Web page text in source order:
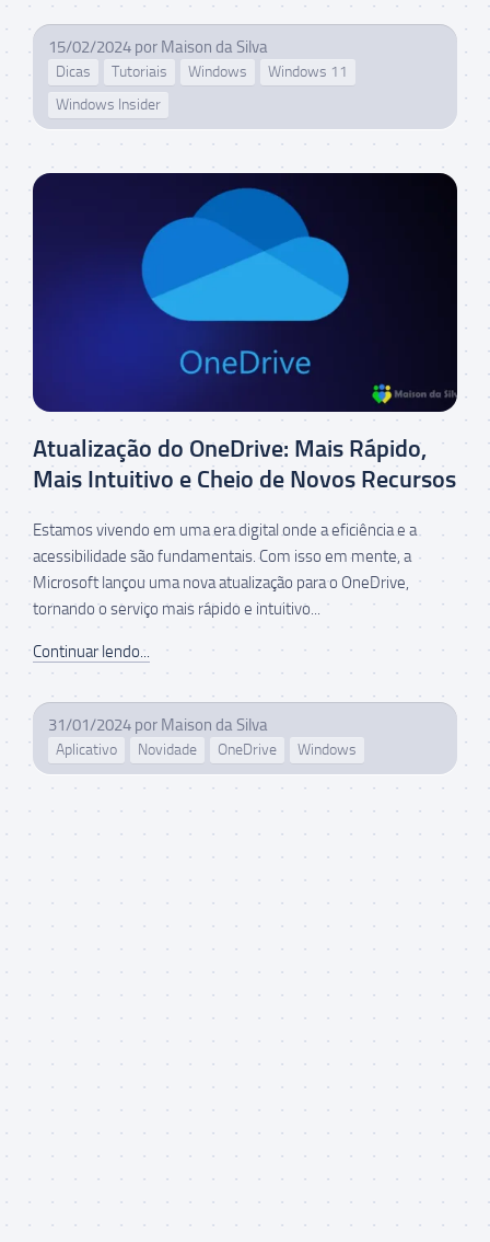
15/02/2024 por Maison da Silva
Dicas Tutoriais Windows
Windows 11
Windows Insider
Atualização do OneDrive: Mais Rápido,
Mais Intuitivo e Cheio de Novos Recursos
Estamos vivendo em uma era digital onde a eficiência e a
acessibilidade são fundamentais. Com isso em mente, a
Microsoft lançou uma nova atualização para o OneDrive,
tornando o serviço mais rápido e intuitivo...
Continuar lendo...
31/01/2024 por Maison da Silva
Aplicativo Novidade OneDrive Windows